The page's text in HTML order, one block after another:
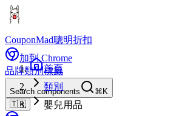
CouponMad聰明折扣
加到 Chrome
品牌類別標籤
Search components
⌘K
🇹🇼
首頁
類別
嬰兒用品